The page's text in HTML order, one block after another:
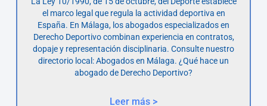
el marco legal que regula la actividad deportiva en
España. En Málaga, los abogados especializados en
Derecho Deportivo combinan experiencia en contratos,
dopaje y representación disciplinaria. Consulte nuestro
directorio local: Abogados en Málaga. ¿Qué hace un
abogado de Derecho Deportivo?
Leer más >